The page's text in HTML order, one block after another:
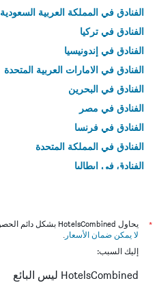
الفنادق في المملكة العربية السعودية
الفنادق في تركيا
الفنادق في إندونيسيا
الفنادق في الامارات العربية المتحدة
الفنادق في البحرين
الفنادق في مصر
الفنادق في فرنسا
الفنادق في المملكة المتحدة
الفنادق في إيطاليا
*
يحاول HotelsCombined بشكل دائم الحصول على الأسعار الدقيقة، ولكن
لا يمكن ضمان الأسعار .
إليك السبب:
HotelsCombined ليس البائع